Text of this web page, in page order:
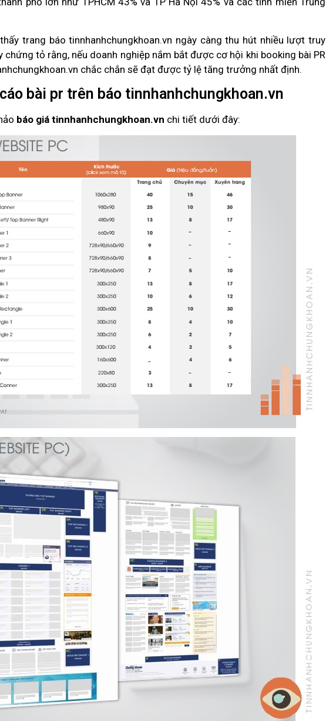
trang báo tinnhanhchungkhoan.vn ngày càng thu hút nhiều lượt truy
chứng tỏ rằng, nếu doanh nghiệp nắm bắt được cơ hội khi booking bài PR
chắc chắn sẽ đạt được tỷ lệ tăng trưởng nhất định.
bài pr trên báo tinnhanhchungkhoan.vn
báo giá tinnhanhchungkhoan.vn chi tiết dưới đây: